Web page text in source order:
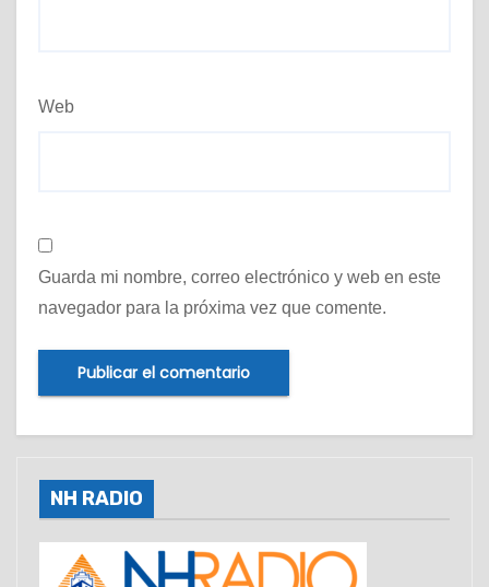
Web
Guarda mi nombre, correo electrónico y web en este
navegador para la próxima vez que comente.
NH RADIO